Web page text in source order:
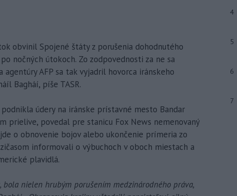
obvinil Spojené štáty z porušenia dohodnutého
nočných útokoch. Zo zodpovednosti za ne sa
AFP sa tak vyjadril hovorca iránskeho
Bagháí, píše TASR.
údery na iránske prístavné mesto Bandar
prielive, povedal pre stanicu Fox News nemenovaný
o obnovenie bojov alebo ukončenie prímeria zo
informovali o výbuchoch v oboch miestach a
plavidlá.
nielen hrubým porušením medzinárodného práva,
4
5
6
7